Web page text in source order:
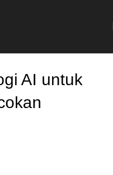
AI untuk